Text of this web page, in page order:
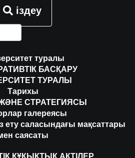
іздеу
туралы
БАСҚАРУ
ТУРАЛЫ
Тарихы
СТРАТЕГИЯСЫ
галереясы
ету саласындағы мақсаттары
саясаты
ҚҰҚЫҚТЫҚ АКТІЛЕР